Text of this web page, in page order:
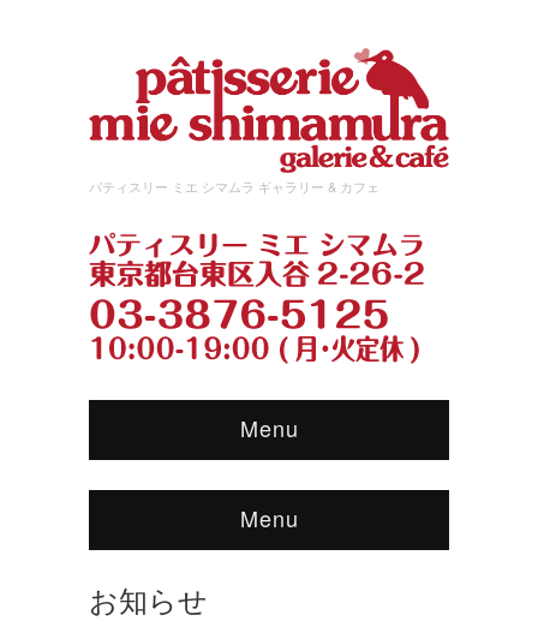
パティスリー ミエ シマムラ ギャラリー & カフェ
Menu
Menu
お知らせ